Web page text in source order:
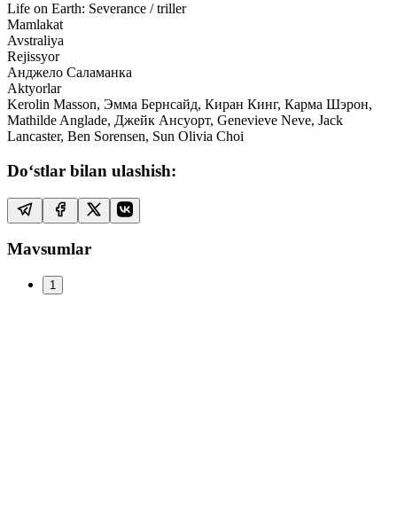
Life on Earth: Severance / triller
Mamlakat
Avstraliya
Rejissyor
Анджело Саламанка
Aktyorlar
Kerolin Masson, Эмма Бернсайд, Киран Кинг, Карма Шэрон,
Mathilde Anglade, Джейк Ансуорт, Genevieve Neve, Jack
Lancaster, Ben Sorensen, Sun Olivia Choi
Do‘stlar bilan ulashish:
Mavsumlar
1